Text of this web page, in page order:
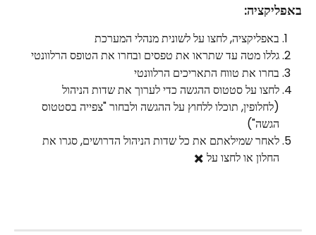
באפליקציה:
באפליקציה, לחצו על לשונית מנהלי המערכת
גללו מטה עד שתראו את טפסים ובחרו את הטופס הרלוונטי
בחרו את טווח התאריכים הרלוונטי
לחצו על סטטוס ההגשה כדי לערוך את שדות הניהול
(לחלופין, תוכלו ללחוץ על ההגשה ולבחור "צפייה בסטטוס
הגשה")
לאחר שמילאתם את כל שדות הניהול הדרושים, סגרו את
החלון או לחצו על ✖️